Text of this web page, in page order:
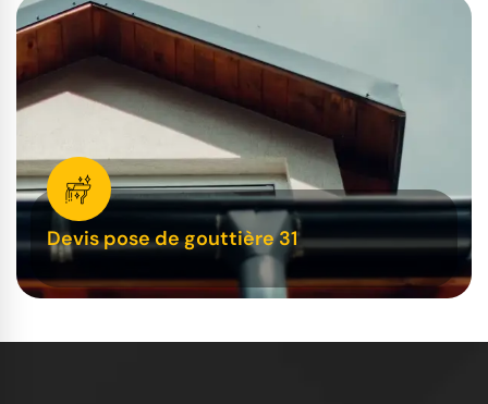
Devis pose de gouttière 31